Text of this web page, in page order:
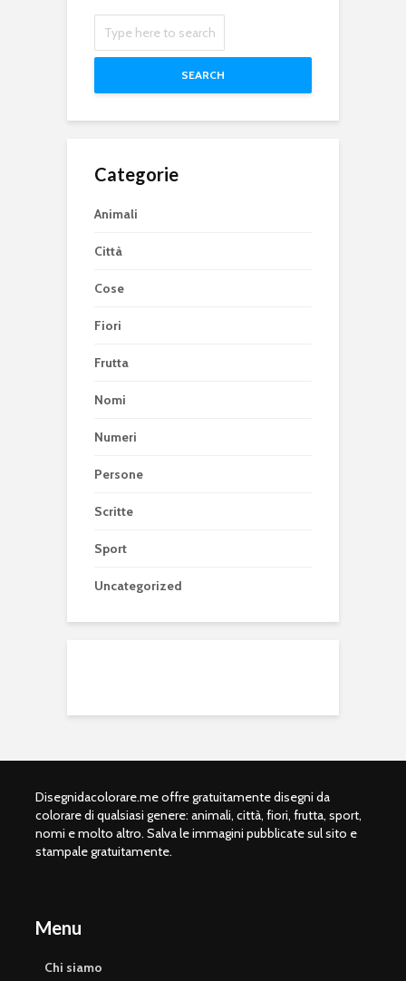
SEARCH
Categorie
Animali
Città
Cose
Fiori
Frutta
Nomi
Numeri
Persone
Scritte
Sport
Uncategorized
Disegnidacolorare.me offre gratuitamente disegni da
colorare di qualsiasi genere: animali, città, fiori, frutta, sport,
nomi e molto altro. Salva le immagini pubblicate sul sito e
stampale gratuitamente.
Menu
Chi siamo